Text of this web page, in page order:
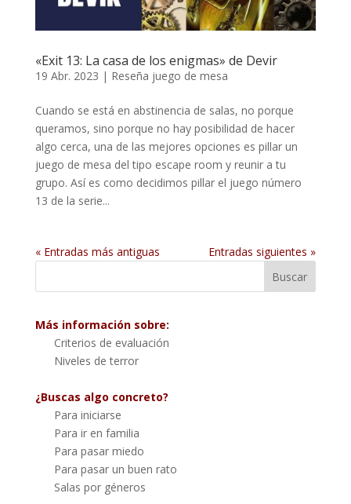
«Exit 13: La casa de los enigmas» de Devir
19 Abr. 2023 | Reseña juego de mesa
Cuando se está en abstinencia de salas, no porque
queramos, sino porque no hay posibilidad de hacer
algo cerca, una de las mejores opciones es pillar un
juego de mesa del tipo escape room y reunir a tu
grupo. Así es como decidimos pillar el juego número
13 de la serie...
« Entradas más antiguas Entradas siguientes »
Más información sobre:
Criterios de evaluación
Niveles de terror
¿Buscas algo concreto?
Para iniciarse
Para ir en familia
Para pasar miedo
Para pasar un buen rato
Salas por géneros